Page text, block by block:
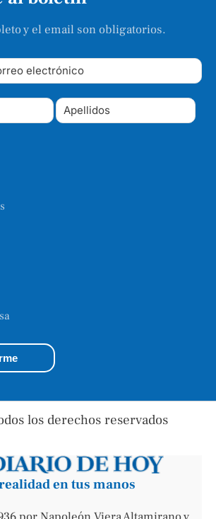
y el email son obligatorios.
los derechos reservados
en tus manos